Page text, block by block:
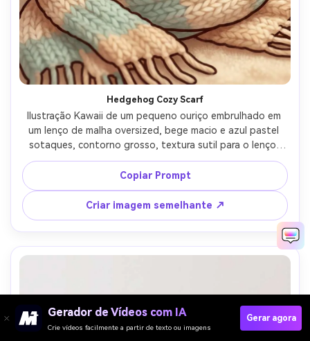
Hedgehog Cozy Scarf
Ilustração Kawaii de um pequeno ouriço embrulhado em
um lenço de malha oversized, bege macio e azul pastel
sotaques, contorno grosso, textura sutil para o lenço,
grandes olhos brilhantes, fundo mínimo com pequenos
corações, vibração quente de conforto de outono, lente
de 85mm, profundidade de campo rasa, iluminação
cinematográfica suave- -ar 4:5
Copiar Prompt
Criar imagem semelhante ↗
Gerador de Vídeos com IA
Crie vídeos facilmente a partir de texto ou imagens
Gerar agora